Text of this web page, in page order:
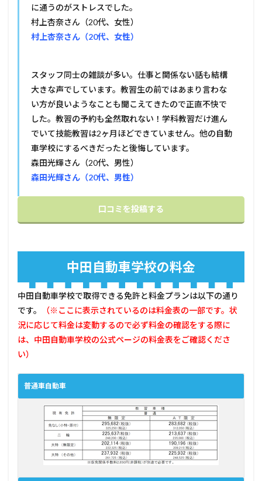
に通うのがストレスでした。
村上杏奈さん（20代、女性）
村上杏奈さん（20代、女性）
スタッフ同士の雑談が多い。仕事と関係ない話も結構
大きな声でしています。教習生の前ではあまり言わな
い方が良いようなことも聞こえてきたので正直不快で
した。教習の予約も全然取れない！学科教習だけ進ん
でいて技能教習は2ヶ月ほどできていません。他の自動
車学校にするべきだったと後悔しています。
森田光輝さん（20代、男性）
森田光輝さん（20代、男性）
口コミを投稿する
中田自動車学校の料金
中田自動車学校で取得できる免許と料金プランは以下の通り
です。
（※ここに表示されているのは料金表の一部です。状
況に応じて料金は変動するので必ず料金の確認をする際に
は、中田自動車学校の公式ページの料金表をご確認くださ
い）
普通車自動車